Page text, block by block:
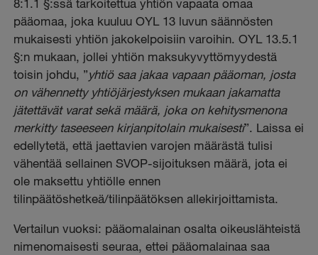
pääomaa, joka kuuluu OYL 13 luvun säännösten
mukaisesti yhtiön jakokelpoisiin varoihin. OYL 13.5.1
§:n mukaan, jollei yhtiön maksukyvyttömyydestä
toisin johdu, ”yhtiö saa jakaa vapaan pääoman, josta
on vähennetty yhtiöjärjestyksen mukaan jakamatta
jätettävät varat sekä määrä, joka on kehitysmenona
merkitty taseeseen kirjanpitolain mukaisesti”. Laissa ei
edellytetä, että jaettavien varojen määrästä tulisi
vähentää sellainen SVOP-sijoituksen määrä, jota ei
ole maksettu yhtiölle ennen
tilinpäätöshetkeä/tilinpäätöksen allekirjoittamista.
Vertailun vuoksi: pääomalainan osalta oikeuslähteistä
nimenomaisesti seuraa, ettei pääomalainaa saa